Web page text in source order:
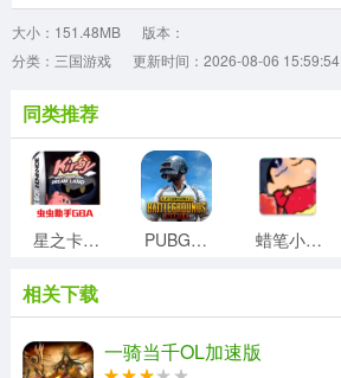
大小：151.48MB
版本：
分类：三国游戏
更新时间：2026-08-06 15:59:54
同类推荐
星之卡比梦之泉游戏官方最新版 PUBG地铁逃生透视自瞄辅助手游直装版 蜡笔小新大闯关正版
深空之眼无广告版 钢铁华尔兹正版
相关下载
一骑当千OL加速版